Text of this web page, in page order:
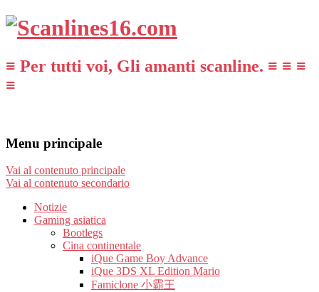
≡ Per tutti voi, Gli amanti scanline. ≡ ≡ ≡
≡
Menu principale
Vai al contenuto principale
Vai al contenuto secondario
Notizie
Gaming asiatica
Bootlegs
Cina continentale
iQue Game Boy Advance
iQue 3DS XL Edition Mario
Famiclone 小霸王